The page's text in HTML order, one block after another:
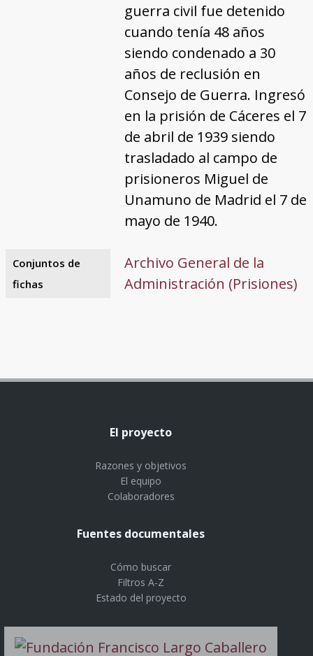
guerra civil fue detenido
cuando tenía 48 años
siendo condenado a 30
años de reclusión en
Consejo de Guerra. Ingresó
en la prisión de Cáceres el 7
de abril de 1939 siendo
trasladado al campo de
prisioneros Miguel de
Unamuno de Madrid el 7 de
mayo de 1940.
Conjuntos de
fichas
Archivo General de la
Administración (Prisiones)
El proyecto
Razones y objetivos
El equipo
Colaboradores
Fuentes documentales
Cómo buscar
Filtros A-Z
Estado del proyecto